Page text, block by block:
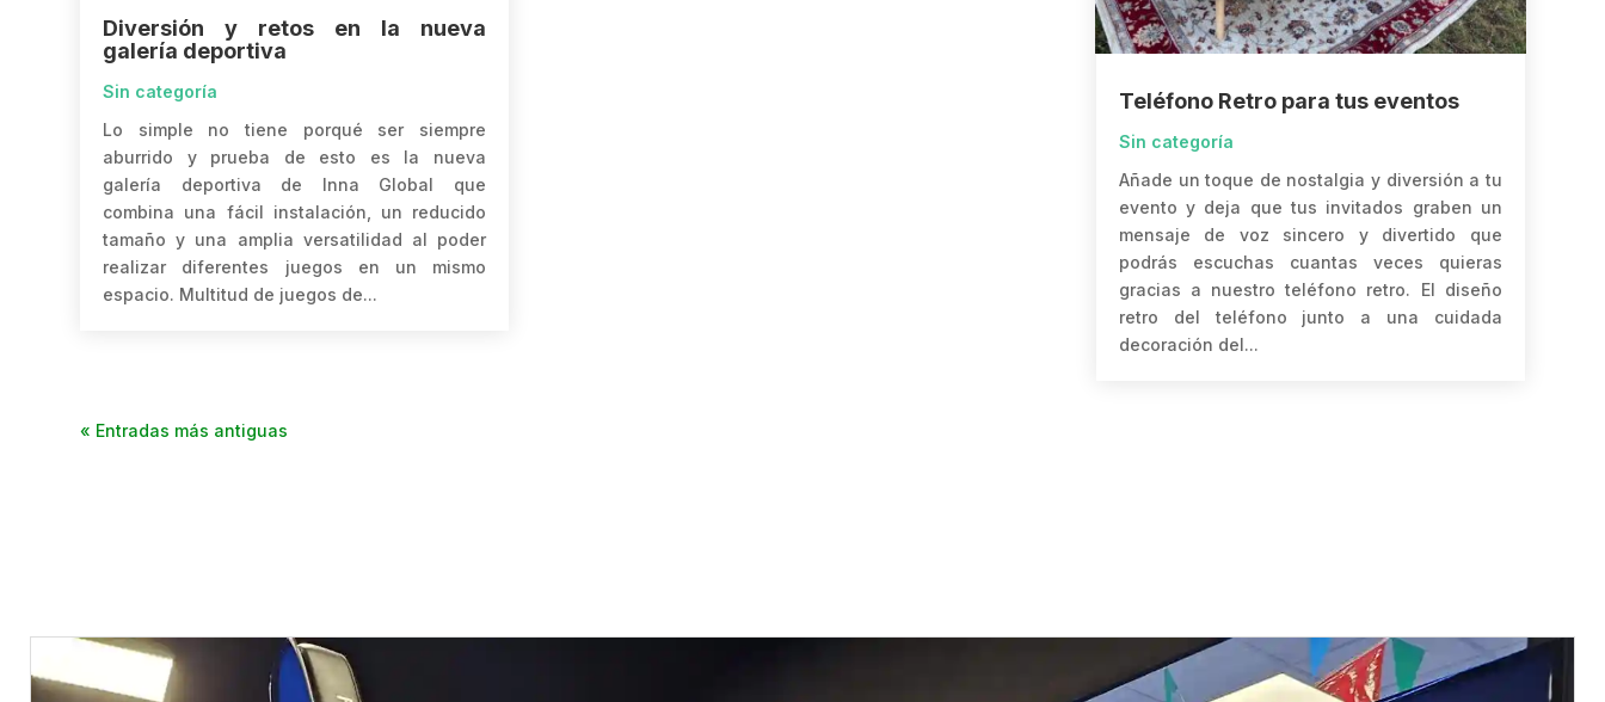
Diversión y retos en la nueva
galería deportiva
Sin categoría
Lo simple no tiene porqué ser siempre
aburrido y prueba de esto es la nueva
galería deportiva de Inna Global que
combina una fácil instalación, un reducido
tamaño y una amplia versatilidad al poder
realizar diferentes juegos en un mismo
espacio. Multitud de juegos de...
Teléfono Retro para tus eventos
Sin categoría
Añade un toque de nostalgia y diversión a tu
evento y deja que tus invitados graben un
mensaje de voz sincero y divertido que
podrás escuchas cuantas veces quieras
gracias a nuestro teléfono retro. El diseño
retro del teléfono junto a una cuidada
decoración del...
« Entradas más antiguas